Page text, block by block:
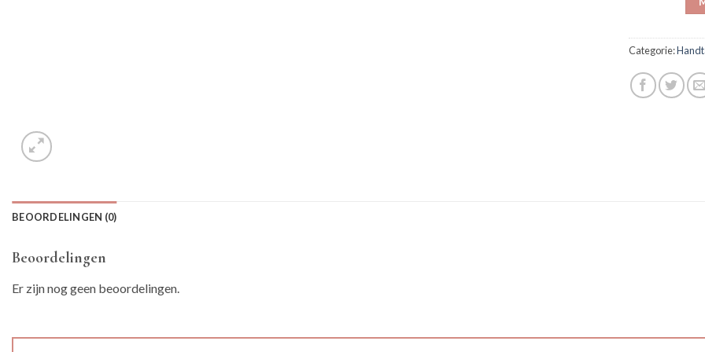
Categorie:
BEOORDELINGEN (0)
Beoordelingen
Er zijn nog geen beoordelingen.